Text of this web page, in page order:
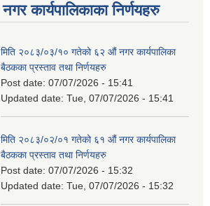
नगर कार्यपालिकाका निर्णयहरु
मिति २०८३/०३/१० गतेको ६२ औं नगर कार्यपालिका
बैठकका प्रस्ताव तथा निर्णयहरु
Post date: 07/07/2026 - 15:41
Updated date: Tue, 07/07/2026 - 15:41
मिति २०८३/०२/०१ गतेको ६१ औं नगर कार्यपालिका
बैठकका प्रस्ताव तथा निर्णयहरु
Post date: 07/07/2026 - 15:32
Updated date: Tue, 07/07/2026 - 15:32